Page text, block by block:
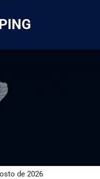
de 2026